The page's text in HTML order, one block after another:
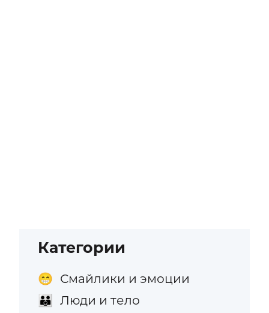
Категории
😁 Смайлики и эмоции
👪 Люди и тело